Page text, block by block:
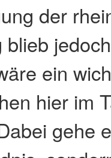
der
ein
hier im
gehe